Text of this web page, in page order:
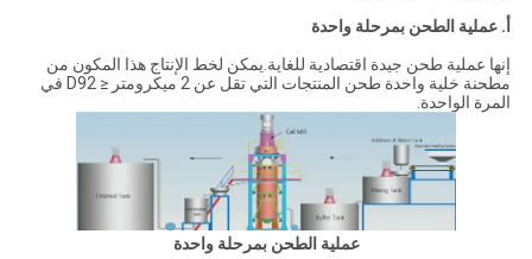
أ. عملية الطحن بمرحلة واحدة
إنها عملية طحن جيدة اقتصادية للغاية.يمكن لخط الإنتاج هذا المكون من
مطحنة خلية واحدة طحن المنتجات التي تقل عن 2 ميكرومتر ≤ D92 في
المرة الواحدة.
عملية الطحن بمرحلة واحدة